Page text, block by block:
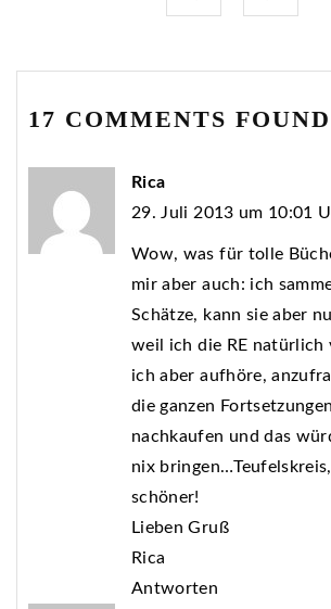
17 COMMENTS FOUND
Rica
29. Juli 2013 um 10:01
Wow, was für tolle
mir aber auch: ich
Schätze, kann sie aber
weil ich die RE natürlich
ich aber aufhöre,
die ganzen
nachkaufen und das
nix
schöner!
Lieben Gruß
Rica
Antworten